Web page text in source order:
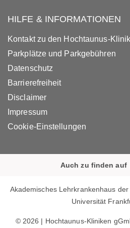
HILFE & INFORMATIONEN
Kontakt zu den Hochtaunus-
Parkplätze und Parkgebühren
Datenschutz
Barrierefreiheit
Disclaimer
Impressum
Cookie-Einstellungen
Auch zu finden auf
Akademisches Lehrkrankenhaus
Universität
© 2026 | Hochtaunus-Kliniken